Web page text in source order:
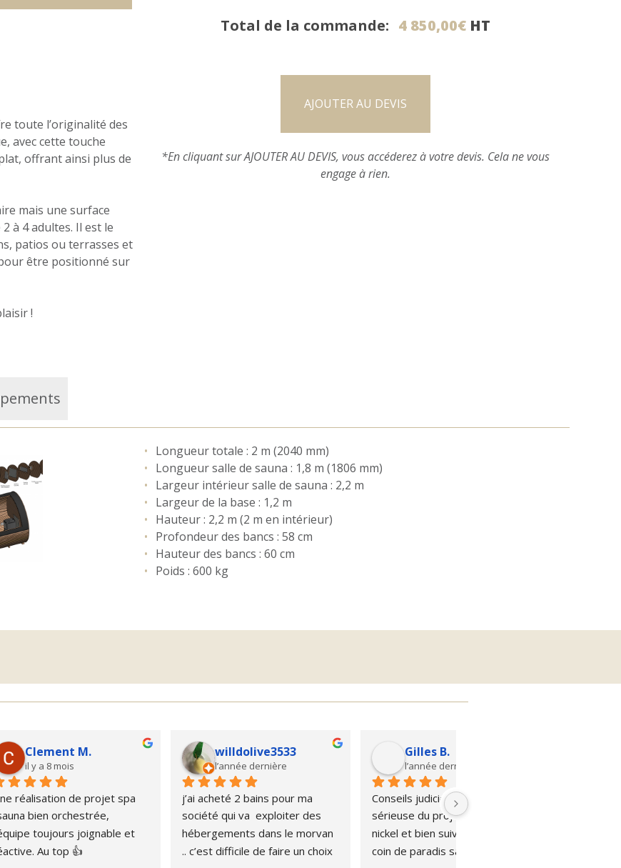
toute l’originalité des
avec cette touche
offrant ainsi plus de
mais une surface
à 4 adultes. Il est le
patios ou terrasses et
être positionné sur
!
Total de la commande: 4 850,00€ HT
AJOUTER AU DEVIS
*En cliquant sur AJOUTER AU DEVIS, vous accéderez à votre devis. Cela ne vous
engage à rien.
Longueur totale : 2 m (2040 mm)
Longueur salle de sauna : 1,8 m (1806 mm)
Largeur intérieur salle de sauna : 2,2 m
Largeur de la base : 1,2 m
Hauteur : 2,2 m (2 m en intérieur)
Profondeur des bancs : 58 cm
Hauteur des bancs : 60 cm
Poids : 600 kg
ma
des
le morvan
un choix
Gilles B.
l’année dernière
Conseils judicieux, étude
sérieuse du projet, installation
nickel et bien suivie.Mon petit
coin de paradis sauna, bain
Margot M.
l’année dernière
Propriétaire d'une maison
d'hôtes, j'ai eu recours aux
prestations de l'entreprise
Wood And Wellness en